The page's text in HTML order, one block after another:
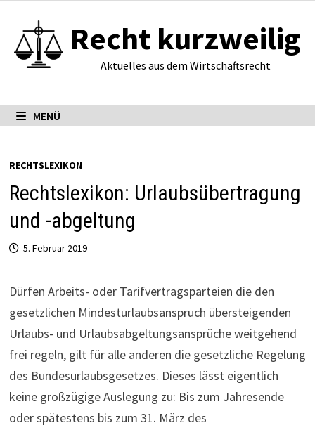
Inhalt
springen
Recht kurzweilig
Aktuelles aus dem Wirtschaftsrecht
MENÜ
RECHTSLEXIKON
Rechtslexikon: Urlaubsübertragung
und -abgeltung
5. Februar 2019
Dürfen Arbeits- oder Tarif­ver­trags­par­teien die den
gesetz­li­chen Min­dest­ur­laubs­an­spruch über­stei­genden
Urlaubs- und Urlaubs­ab­gel­tungs­an­sprüche weitgehend
frei regeln, gilt für alle anderen die gesetzliche Regelung
des Bun­des­ur­laubs­ge­setzes. Dieses lässt eigentlich
keine großzügige Auslegung zu: Bis zum Jah­res­ende
oder spä­tes­tens bis zum 31. März des